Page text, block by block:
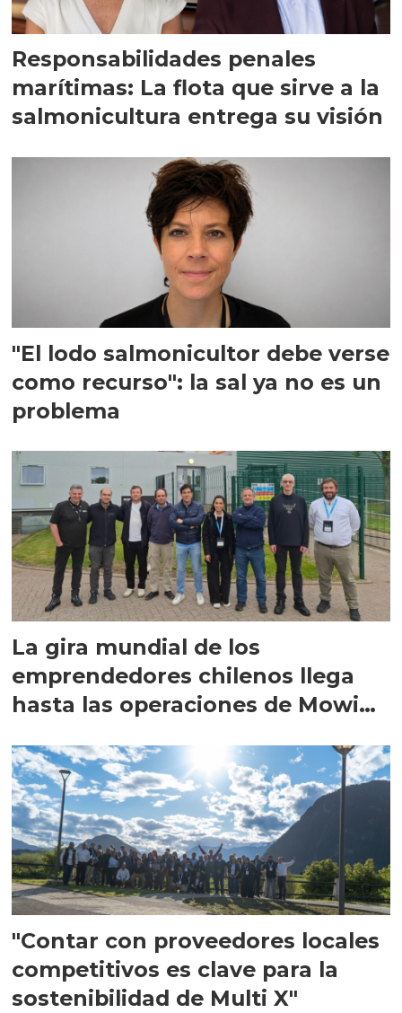
Responsabilidades penales
marítimas: La flota que sirve a la
salmonicultura entrega su visión
"El lodo salmonicultor debe verse
como recurso": la sal ya no es un
problema
La gira mundial de los
emprendedores chilenos llega
hasta las operaciones de Mowi
"Contar con proveedores locales
competitivos es clave para la
sostenibilidad de Multi X"